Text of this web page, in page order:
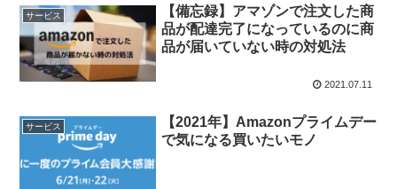
サービス
【備忘録】アマゾンで注文した商
品が配達完了になっているのに商
品が届いていない時の対処法
2021.07.11
サービス
【2021年】Amazonプライムデー
で気になる買いたいモノ